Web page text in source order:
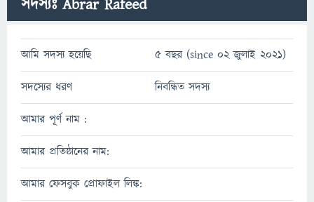
সদস্যঃ Abrar Rafeed
আমি সদস্য হয়েছি 5 বছর (since 02 জুলাই 2021)
সদস্যের ধরণ নিবন্ধিত সদস্য
আমার পূর্ণ নাম :
আমার প্রতিষ্ঠানের নাম:
আমার ফেসবুক প্রোফাইল লিঙ্ক: